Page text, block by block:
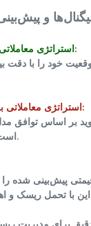
استراتژی معاملاتی برای افرادی که در موقعیت خرید هستند:
خود را با دقت
استراتژی معاملاتی برای افرادی که در موقعیت فروش هستند:
بر اساس توافق
است بخواهید منتظر تغییرات بیشتر بازار در روزهای آینده باشید.
پیش‌بینی شده